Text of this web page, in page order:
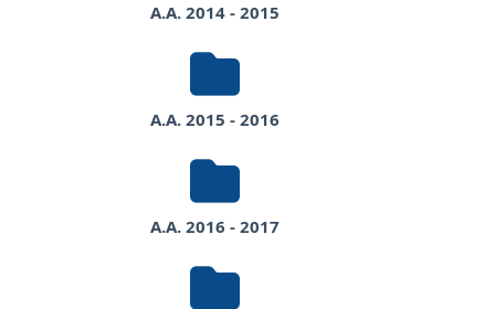
A.A. 2014 - 2015
A.A. 2015 - 2016
A.A. 2016 - 2017